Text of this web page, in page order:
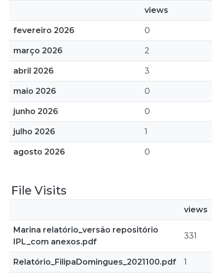
views
fevereiro 2026 0
março 2026 2
abril 2026 3
maio 2026 0
junho 2026 0
julho 2026 1
agosto 2026 0
File Visits
views
Marina relatório_versão repositório
IPL_com anexos.pdf
331
Relatório_FilipaDomingues_2021100.pdf 1